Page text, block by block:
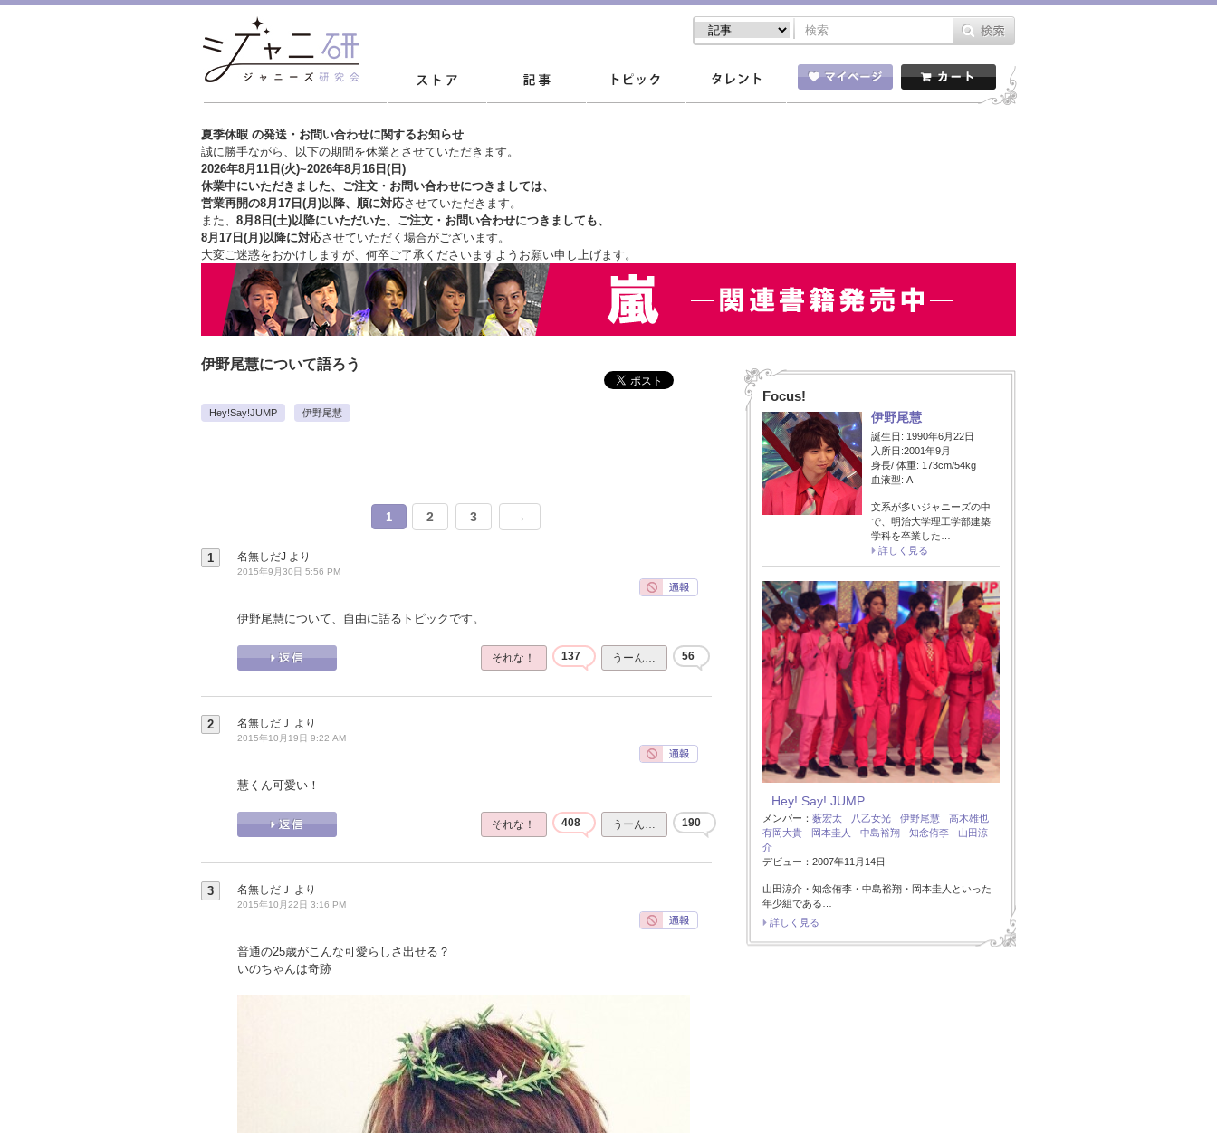
夏季休暇 の発送・お問い合わせに関するお知らせ
誠に勝手ながら、以下の期間を休業とさせていただきます。
2026年8月11日(火)~2026年8月16日(日)
休業中にいただきました、ご注文・お問い合わせにつきましては、
営業再開の8月17日(月)以降、順に対応させていただきます。
また、 8月8日(土)以降にいただいた、ご注文・ お問い合わせにつきましても、
8月17日(月)以降に対応させていただく場合がございます。
大変ご迷惑をおかけしますが、 何卒ご了承くださいますようお願い申し上げます。
伊野尾慧について語ろう
Hey!Say!JUMP 伊野尾慧
1 2 3 →
1 名無しだJ より
2015年9月30日 5:56 PM
伊野尾慧について、自由に語るトピックです。
それな！ 137 うーん… 56
2 名無しだＪ より
2015年10月19日 9:22 AM
慧くん可愛い！
それな！ 408 うーん… 190
3 名無しだＪ より
2015年10月22日 3:16 PM
普通の25歳がこんな可愛らしさ出せる？
いのちゃんは奇跡
Focus!
伊野尾慧
誕生日: 1990年6月22日
入所日:2001年9月
身長/ 体重: 173cm/54kg
血液型: A
文系が多いジャニーズの中
で、明治大学理工学部建築
学科を卒業した…
詳しく見る
Hey! Say! JUMP
メンバー： 薮宏太 八乙女光 伊野尾慧
高木雄也
有岡大貴
岡本圭人 中島裕翔 知念侑李
山田涼
介
デビュー：2007年11月14日
山田涼介・知念侑李・中島裕翔・岡本圭人といった
年少組である…
詳しく見る